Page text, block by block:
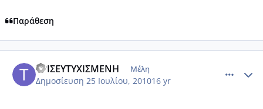
Παράθεση
ΤΡΙΣΕΥΤΥΧΙΣΜΕΝΗ Μέλη
Δημοσίευση 25 Ιουλίου, 201016 yr